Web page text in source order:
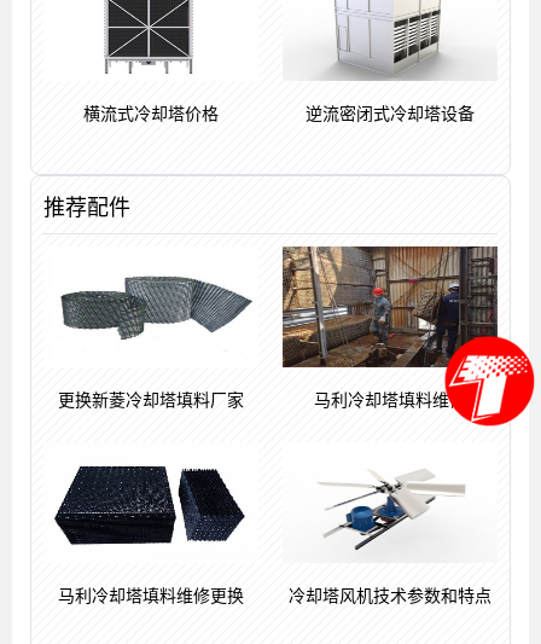
横流式冷却塔价格 逆流密闭式冷却塔设备
推荐配件
更换新菱冷却塔填料厂家 马利冷却塔填料维修
马利冷却塔填料维修更换 冷却塔风机技术参数和特点